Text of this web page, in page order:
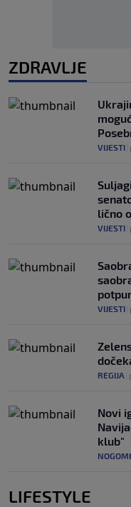
ZDRAVLJE
VIJESTI
lično
VIJESTI
VIJESTI
REGIJA
Novi
klub"
LIFESTYLE